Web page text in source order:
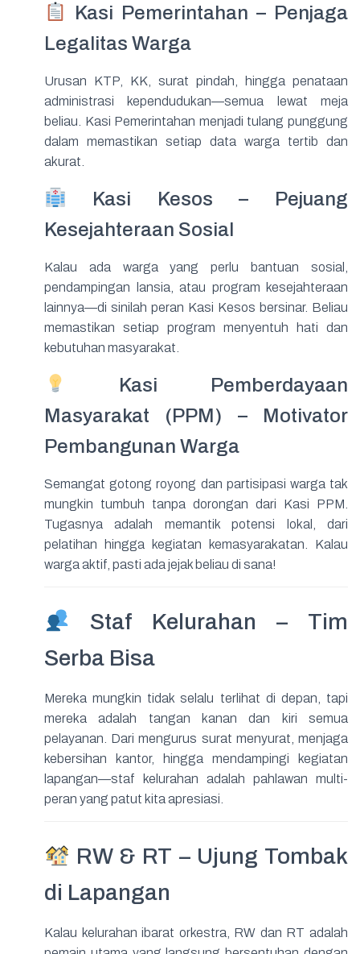
Kasi Pemerintahan – Penjaga
Legalitas Warga
Urusan KTP, KK, surat pindah, hingga penataan
administrasi kependudukan—semua lewat meja
beliau. Kasi Pemerintahan menjadi tulang punggung
dalam memastikan setiap data warga tertib dan
akurat.
Kasi Kesos – Pejuang
Kesejahteraan Sosial
Kalau ada warga yang perlu bantuan sosial,
pendampingan lansia, atau program kesejahteraan
lainnya—di sinilah peran Kasi Kesos bersinar. Beliau
memastikan setiap program menyentuh hati dan
kebutuhan masyarakat.
Kasi Pemberdayaan
Masyarakat (PPM) – Motivator
Pembangunan Warga
Semangat gotong royong dan partisipasi warga tak
mungkin tumbuh tanpa dorongan dari Kasi PPM.
Tugasnya adalah memantik potensi lokal, dari
pelatihan hingga kegiatan kemasyarakatan. Kalau
warga aktif, pasti ada jejak beliau di sana!
Staf Kelurahan – Tim
Serba Bisa
Mereka mungkin tidak selalu terlihat di depan, tapi
mereka adalah tangan kanan dan kiri semua
pelayanan. Dari mengurus surat menyurat, menjaga
kebersihan kantor, hingga mendampingi kegiatan
lapangan—staf kelurahan adalah pahlawan multi-
peran yang patut kita apresiasi.
RW & RT – Ujung Tombak
di Lapangan
Kalau kelurahan ibarat orkestra, RW dan RT adalah